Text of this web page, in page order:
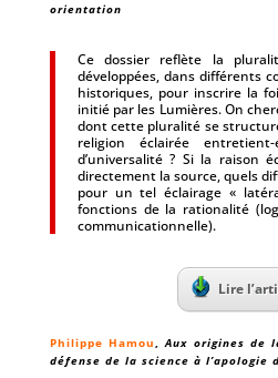
orientation
Ce dossier reflète la
développées, dans différents
historiques, pour inscrire la
initié par les Lumières. On
dont cette pluralité se
religion éclairée
d’universalité ? Si la raison
directement la source, quels
pour un tel éclairage «
fonctions de la rationalité
communicationnelle).
Lire
Philippe Hamou,Aux origines de
défense de la science à l’apologie